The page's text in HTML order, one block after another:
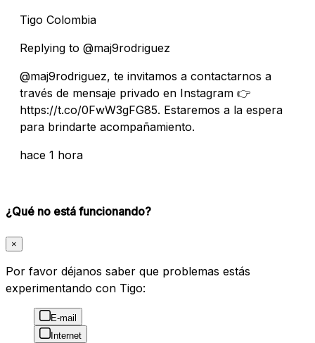
Tigo Colombia
Replying to @maj9rodriguez
@maj9rodriguez, te invitamos a contactarnos a
través de mensaje privado en Instagram 👉
https://t.co/0FwW3gFG85. Estaremos a la espera
para brindarte acompañamiento.
hace 1 hora
¿Qué no está funcionando?
×
Por favor déjanos saber que problemas estás
experimentando con Tigo:
E-mail
Internet